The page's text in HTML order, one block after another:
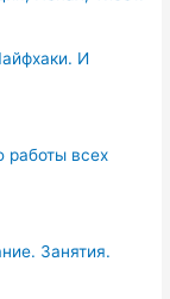
И
работы всех
Занятия.